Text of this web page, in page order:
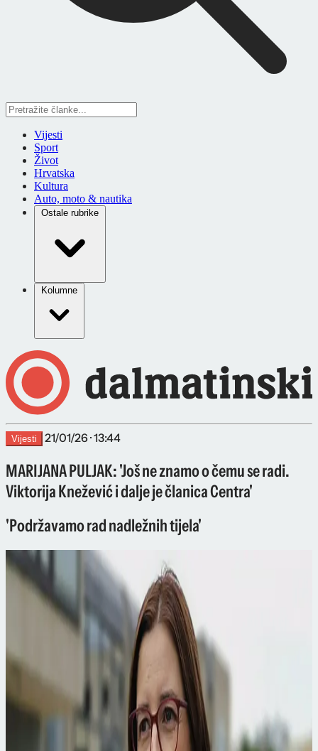
Vijesti
Sport
Život
Hrvatska
Kultura
Auto, moto & nautika
Ostale rubrike
Kolumne
Vijesti 21/01/26 · 13:44
MARIJANA PULJAK: 'Još ne znamo o čemu se radi.
Viktorija Knežević i dalje je članica Centra'
'Podržavamo rad nadležnih tijela'